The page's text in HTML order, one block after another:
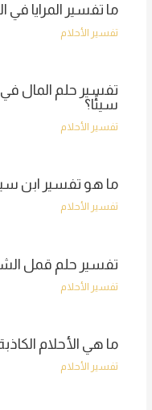
ما تفسير المرايا في
تفسير الأحلام
تفسير حلم المال في
سيئًا؟
تفسير الأحلام
ما هو تفسير ابن
تفسير الأحلام
تفسير حلم قمل
تفسير الأحلام
ما هي الأحلام
تفسير الأحلام